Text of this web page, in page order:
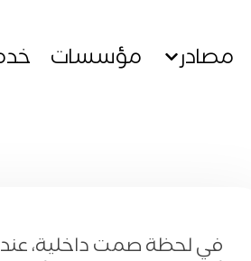
مصادر مؤسسات
في لحظة صمت داخلية،